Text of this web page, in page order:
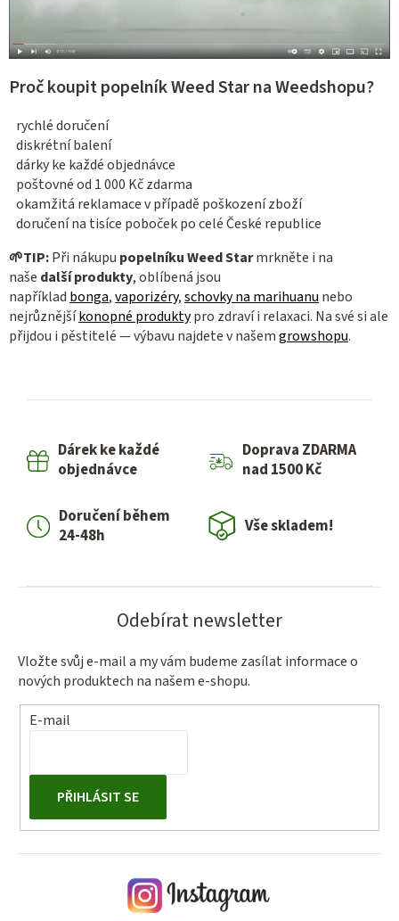
Proč koupit popelník Weed Star na Weedshopu?
rychlé doručení
diskrétní balení
dárky ke každé objednávce
poštovné od 1 000 Kč zdarma
okamžitá reklamace v případě poškození zboží
doručení na tisíce poboček po celé České republice
🌱TIP:Při nákupu popelníku Weed Starmrkněte i na
naše další produkty, oblíbená jsou
napříkladbonga,vaporizéry,schovky na marihuanunebo
nejrůznějšíkonopné produktypro zdraví i relaxaci. Na své si ale
přijdou i pěstitelé — výbavu najdete v našemgrowshopu.
Dárek ke každé
objednávce
Doprava ZDARMA
nad 1500 Kč
Doručení během
24-48h
Vše skladem!
Odebírat newsletter
Vložte svůj e-mail a my vám budeme zasílat informace o
nových produktech na našem e-shopu.
E-mail
PŘIHLÁSIT SE